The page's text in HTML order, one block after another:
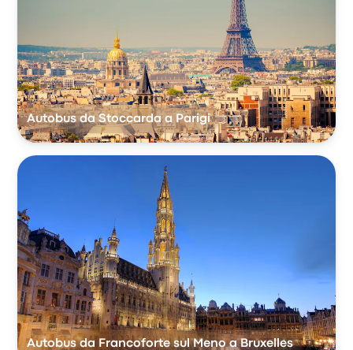
Autobus da Stoccarda a Parigi
Autobus da Francoforte sul Meno a Bruxelles